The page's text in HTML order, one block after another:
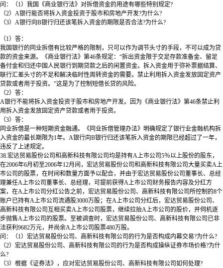
问：（1）我国《商业银行法》对拆借资金的用途有哪些特别规定?
（2）A银行能否将拆入资金投资于股市和房地产开发?为什么?
（3）A银行向B银行归还该笔拆入资金的期限是否合法?为什么?
（1） 答：
我国银行的同业拆借有比较严格的限制，只可以作为调节头寸的手段，不可以成为贷
款的资金来源。《商业银行法》第46条规定：“拆出资金限于交足存款准备金、留足
备付金和归还中国人民银行到期贷款之后的闲置资金。拆入资金用于弥补票据结算、
联行汇差头寸的不足和解决临时性周转资金的需要。禁止利用拆入资金发放固定资产
贷款或者用于投资。”这是为了控制短借长贷的风险。
（2） 答：
A银行不能将拆入资金投资于股市和房地产开发。因为《商业银行法》第46条禁止利
用拆入资金发放固定资产贷款或者用于投资。
（3） 答：
同业拆借是一种短期资金融通。《同业拆借管理办法》明确规定了银行业金融机构拆
入资金的最长期限为1年。A银行向B银行归还该笔拆入资金的期限已经超过了一年，
违反了上述规定。
38.宏达贸易股份公司和高新科技有限公司均是持有A上市公司5％以上股份的股东，
在2006年6月初至2006年12月间，宏达贸易股份公司和高新科技有限公司大量买卖A上
市公司的股票，在时间和数量方面予以配合，并由于宏达贸易股份公司董事长、总经
理兼任A上市公司董事长、总经理，可提前获得A上市公司财务报告内容及分红方
案，在A上市公司分红公告之前，宏达贸易股份公司、高新科技有限公司所控制的8个
账户已持有A上市公司流通股3000万股；在A上市公司分红后，宏达贸易股份公司、
高新科技有限公司互相买卖A上市公司股票，继续拉抬A上市公司的股价，并伺机逐
步抛售A上市公司的股票。至被调查时，宏达贸易股份公司、高新科技有限公司已非
法获利9682万元，并尚余A上市公司股票480万股。
问：（1）宏达贸易股份公司、高新科技有限公司的行为是否构成内幕交易?为什么?
（2）宏达贸易股份公司、高新科技有限公司的行为是否构成操纵证券市场价格?为什
么?
（3）根据《证券法》，应对宏达贸易股份公司、高新科技有限公司如何处理?